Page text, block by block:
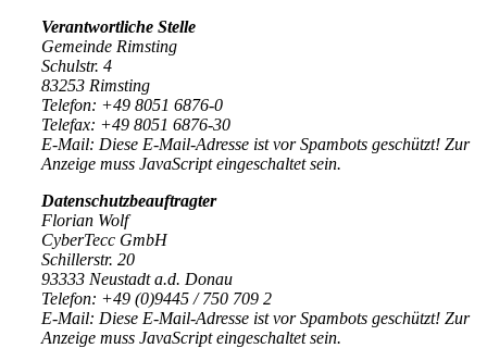
Verantwortliche Stelle
Gemeinde Rimsting
Schulstr. 4
83253 Rimsting
Telefon: +49 8051 6876-0
Telefax: +49 8051 6876-30
E-Mail: Diese E-Mail-Adresse ist vor Spambots geschützt! Zur
Anzeige muss JavaScript eingeschaltet sein.
Datenschutzbeauftragter
Florian Wolf
CyberTecc GmbH
Schillerstr. 20
93333 Neustadt a.d. Donau
Telefon: +49 (0)9445 / 750 709 2
E-Mail: Diese E-Mail-Adresse ist vor Spambots geschützt! Zur
Anzeige muss JavaScript eingeschaltet sein.